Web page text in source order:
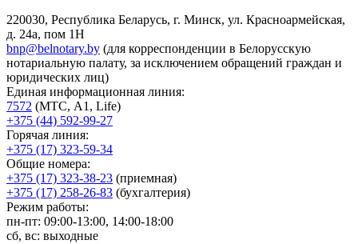
220030, Республика Беларусь, г. Минск, ул. Красноармейская,
д. 24а, пом 1Н
bnp@belnotary.by (для корреспонденции в Белорусскую
нотариальную палату, за исключением обращений граждан и
юридических лиц)
Единая информационная линия:
7572 (МТС, A1, Life)
+375 (44) 592-99-27
Горячая линия:
+375 (17) 323-59-34
Общие номера:
+375 (17) 323-38-23 (приемная)
+375 (17) 258-26-83 (бухгалтерия)
Режим работы:
пн-пт: 09:00-13:00, 14:00-18:00
сб, вс: выходные